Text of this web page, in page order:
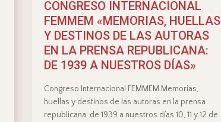
CONGRESO INTERNACIONAL
FEMMEM «MEMORIAS, HUELLAS
Y DESTINOS DE LAS AUTORAS
EN LA PRENSA REPUBLICANA:
DE 1939 A NUESTROS DÍAS»
Congreso Internacional FEMMEM Memorias,
huellas y destinos de las autoras en la prensa
republicana: de 1939 a nuestros días 10, 11 y 12 de